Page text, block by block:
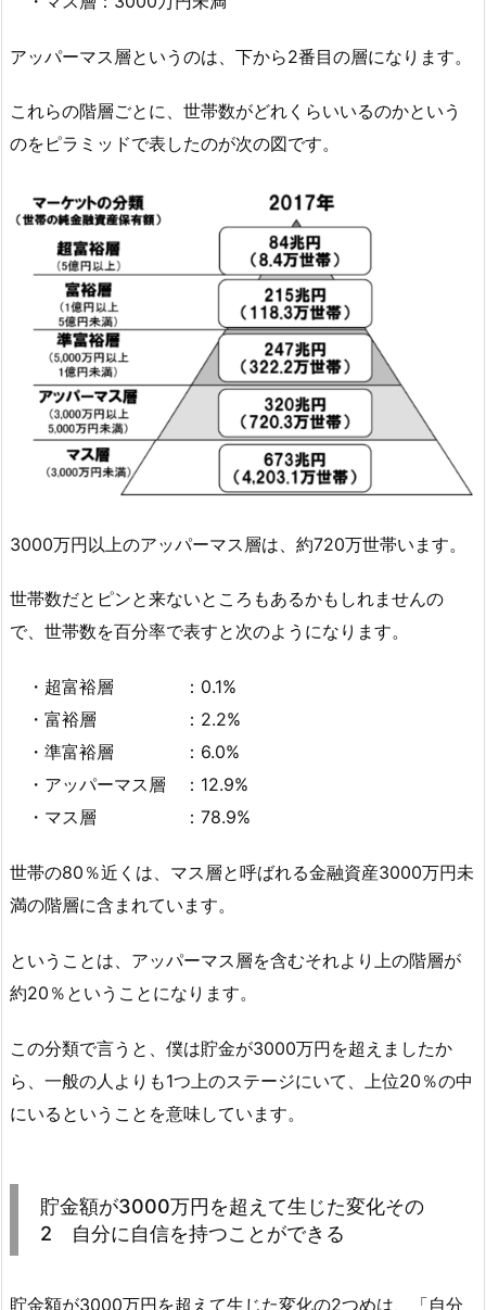
アッパーマス層というのは、下から2番目の層になります。
これらの階層ごとに、世帯数がどれくらいいるのかという
のをピラミッドで表したのが次の図です。
3000万円以上のアッパーマス層は、約720万世帯います。
世帯数だとピンと来ないところもあるかもしれませんの
で、世帯数を百分率で表すと次のようになります。
・超富裕層 ：0.1%
・富裕層 ：2.2%
・準富裕層 ：6.0%
・アッパーマス層 ：12.9%
・マス層 ：78.9%
世帯の80％近くは、マス層と呼ばれる金融資産3000万円未
満の階層に含まれています。
ということは、アッパーマス層を含むそれより上の階層が
約20％ということになります。
この分類で言うと、僕は貯金が3000万円を超えましたか
ら、一般の人よりも1つ上のステージにいて、上位20％の中
にいるということを意味しています。
貯金額が3000万円を超えて生じた変化その
2 自分に自信を持つことができる
貯金額が3000万円を超えて生じた変化の2つめは、「自分